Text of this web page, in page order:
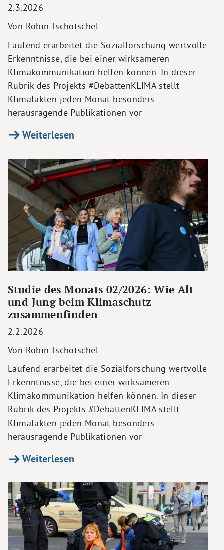
2.3.2026
Von Robin Tschötschel
Laufend erarbeitet die Sozialforschung wertvolle
Erkenntnisse, die bei einer wirksameren
Klimakommunikation helfen können. In dieser
Rubrik des Projekts #DebattenKLIMA stellt
Klimafakten jeden Monat besonders
herausragende Publikationen vor
Weiterlesen
Studie des Monats 02/2026: Wie Alt
und Jung beim Klimaschutz
zusammenfinden
2.2.2026
Von Robin Tschötschel
Laufend erarbeitet die Sozialforschung wertvolle
Erkenntnisse, die bei einer wirksameren
Klimakommunikation helfen können. In dieser
Rubrik des Projekts #DebattenKLIMA stellt
Klimafakten jeden Monat besonders
herausragende Publikationen vor
Weiterlesen